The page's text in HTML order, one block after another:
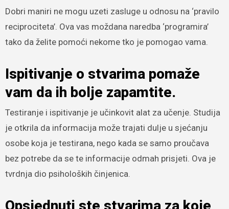
Dobri maniri ne mogu uzeti zasluge u odnosu na ‘pravilo
reciprociteta’. Ova vas moždana naredba ‘programira’
tako da želite pomoći nekome tko je pomogao vama.
Ispitivanje o stvarima pomaže
vam da ih bolje zapamtite.
Testiranje i ispitivanje je učinkovit alat za učenje. Studija
je otkrila da informacija može trajati dulje u sjećanju
osobe koja je testirana, nego kada se samo proučava
bez potrebe da se te informacije odmah prisjeti. Ova je
tvrdnja dio psiholoških činjenica.